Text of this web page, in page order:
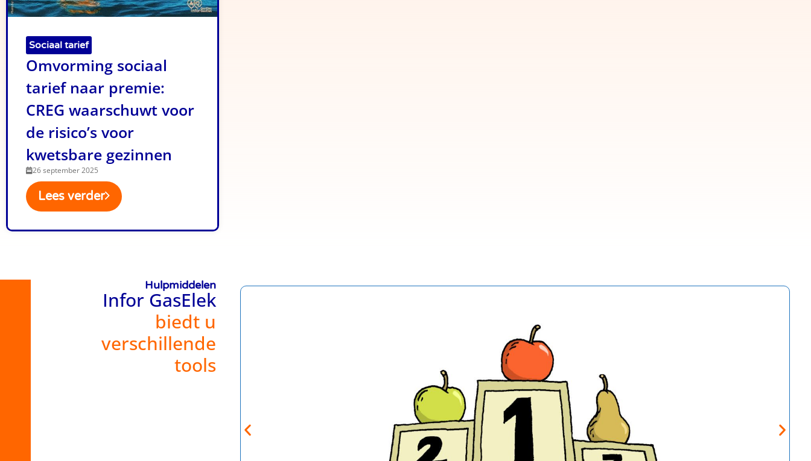
Sociaal tarief
Omvorming sociaal
tarief naar premie:
CREG waarschuwt voor
de risico’s voor
kwetsbare gezinnen
26 september 2025
Lees verder
Hulpmiddelen
Infor GasElek
biedt u
verschillende
tools